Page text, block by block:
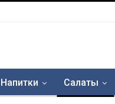
Напитки Салаты